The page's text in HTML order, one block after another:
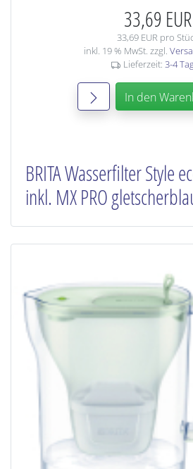
33,69 EUR
33,69 EUR pro
inkl. 19 % MwSt. zzgl.
Lieferzeit: 3-4
In den
BRITA Wasserfilter Style
inkl. MX PRO